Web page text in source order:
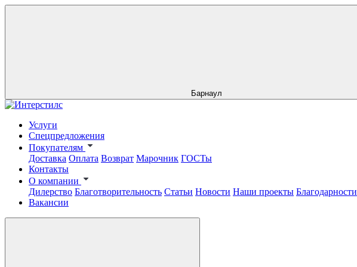
Барнаул
Услуги
Спецпредложения
Покупателям
Доставка Оплата Возврат Марочник ГОСТы
Контакты
О компании
Дилерство Благотворительность Статьи Новости Наши проекты Благодарности
Вакансии